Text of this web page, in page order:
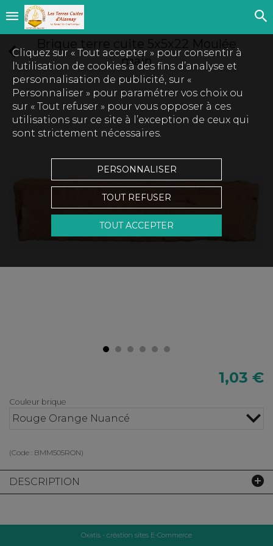
main
1,03 €
Couleur brique
Rouge Orange Nuancé
(Code : BMM505RON)
DESCRIPTION
Cliquez sur « Tout accepter » pour consentir à
l'utilisation de cookies à des fins d’analyse et
personnalisation de publicité, sur «
Personnaliser » pour paramétrer vos choix ou
sur « Tout refuser » pour vous opposer à ces
utilisations sur ce site à l’exception de ceux qui
sont strictement nécessaires.
PERSONNALISER
TOUT REFUSER
TOUT ACCEPTER
Oxatis - création sites E-Commerce